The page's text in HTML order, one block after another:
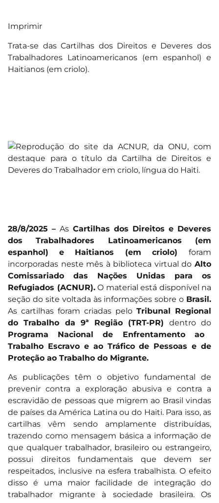
Imprimir
Trata-se das Cartilhas dos Direitos e Deveres dos
Trabalhadores Latinoamericanos (em espanhol) e
Haitianos (em criolo).
28/8/2025 – As Cartilhas dos Direitos e Deveres
dos Trabalhadores Latinoamericanos (em
espanhol)
e Haitianos (em criolo)foram
incorporadas neste mês à biblioteca virtual do Alto
Comissariado das Nações Unidas para os
Refugiados (ACNUR).O material está disponível na
seção do site voltada às informações sobre o Brasil.
As cartilhas foram criadas pelo Tribunal Regional
do Trabalho da 9ª Região (TRT-PR) dentro do
Programa Nacional de Enfrentamento ao
Trabalho Escravo e ao Tráfico de Pessoas e de
Proteção ao Trabalho do Migrante.
As publicações têm o objetivo fundamental de
prevenir contra a exploração abusiva e contra a
escravidão de pessoas que migrem ao Brasil vindas
de países da América Latina ou do Haiti. Para isso, as
cartilhas vêm sendo amplamente distribuídas,
trazendo como mensagem básica a informação de
que qualquer trabalhador, brasileiro ou estrangeiro,
possui direitos fundamentais que devem ser
respeitados, inclusive na esfera trabalhista. O efeito
disso é uma maior facilidade de integração do
trabalhador migrante à sociedade brasileira. Os